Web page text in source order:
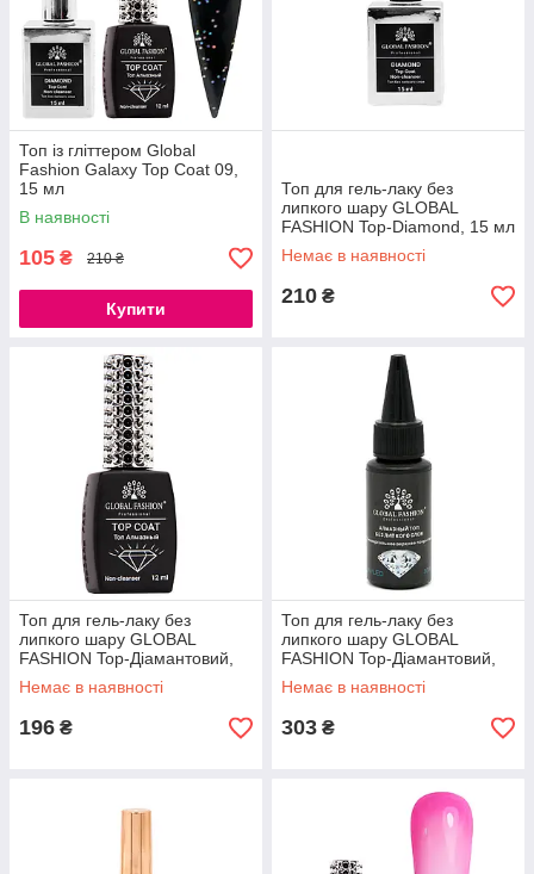
Топ із гліттером Global
Fashion Galaxy Top Coat 09,
15 мл
В наявності
105 ₴ 210 ₴
Купити
Топ для гель-лаку без
липкого шару GLOBAL
FASHION Top-Diamond, 15 мл
Немає в наявності
210 ₴
Топ для гель-лаку без
липкого шару GLOBAL
FASHION Top-Діамантовий,
12 мл
Немає в наявності
196 ₴
Топ для гель-лаку без
липкого шару GLOBAL
FASHION Top-Діамантовий,
30 мл
Немає в наявності
303 ₴